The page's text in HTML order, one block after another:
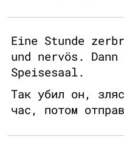
Eine Stunde
und nervös.
Speisesaal.
Так убил он,
час, потом